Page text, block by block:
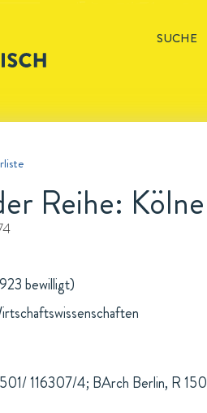
SUCHE
Reihe:
bewilligt)
116307/4; BArch Berlin, R